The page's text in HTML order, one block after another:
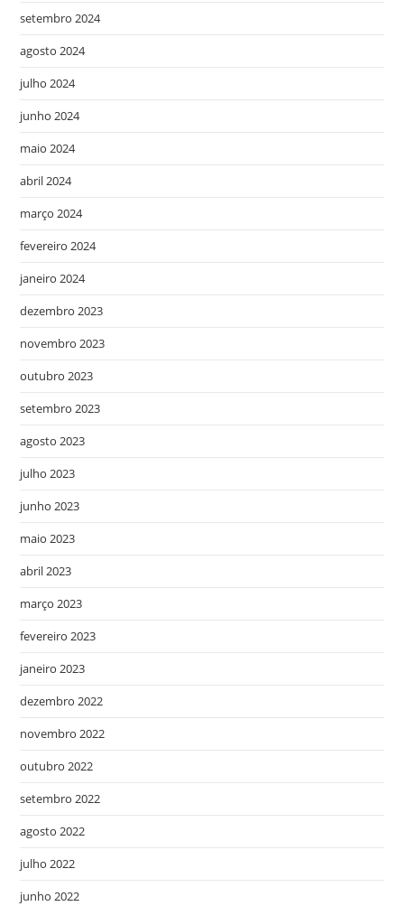
setembro 2024
agosto 2024
julho 2024
junho 2024
maio 2024
abril 2024
março 2024
fevereiro 2024
janeiro 2024
dezembro 2023
novembro 2023
outubro 2023
setembro 2023
agosto 2023
julho 2023
junho 2023
maio 2023
abril 2023
março 2023
fevereiro 2023
janeiro 2023
dezembro 2022
novembro 2022
outubro 2022
setembro 2022
agosto 2022
julho 2022
junho 2022